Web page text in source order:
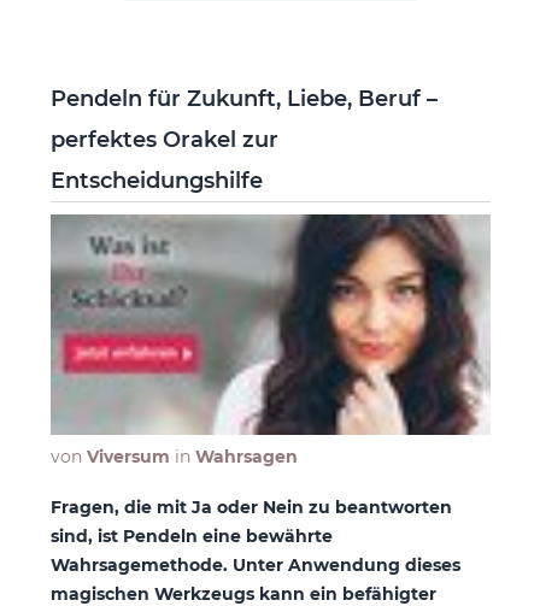
Pendeln für Zukunft, Liebe, Beruf –
perfektes Orakel zur
Entscheidungshilfe
von Viversum in Wahrsagen
Fragen, die mit Ja oder Nein zu beantworten
sind, ist Pendeln eine bewährte
Wahrsagemethode. Unter Anwendung dieses
magischen Werkzeugs kann ein befähigter